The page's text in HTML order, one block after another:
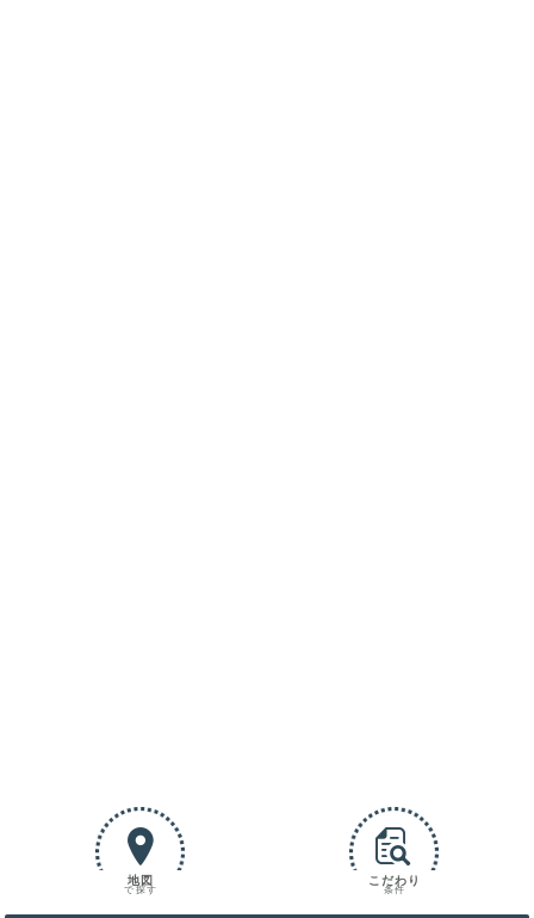
地図
で探す
こだわり
条件